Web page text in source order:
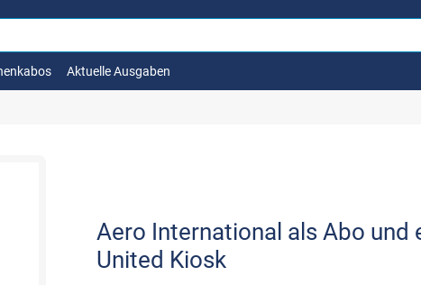
Aktuelle Ausgaben
Aero International als Abo und
United Kiosk